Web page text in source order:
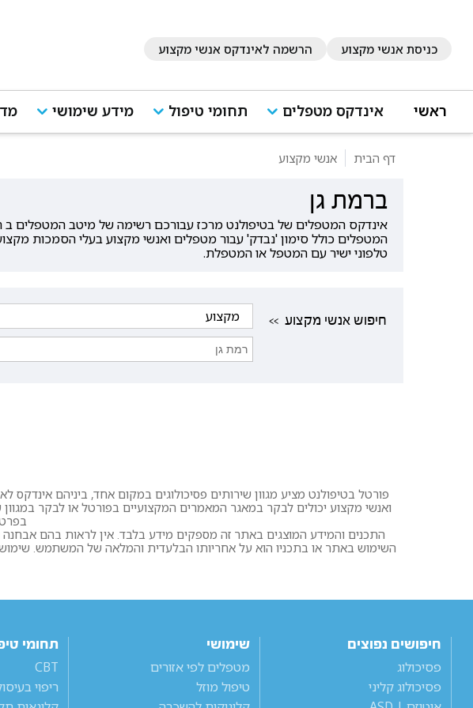
כניסת אנשי מקצוע הרשמה לאינדקס אנשי מקצוע
ראשי אינדקס מטפלים תחומי טיפול מידע שימושי
דף הבית אנשי מקצוע
ברמת גן
אינדקס המטפלים של בטיפולנט מרכז עבורכם רשימה של מיטב המטפלים ב
המטפלים כולל סימון 'נבדק' עבור מטפלים ואנשי מקצוע בעלי הסמכות
טלפוני ישיר עם המטפל או המטפלת.
<< חיפוש אנשי מקצוע
פורטל בטיפולנט מציע מגוון שירותים פסיכולוגים במקום אחד, ביניהם אינדקס
ואנשי מקצוע יכולים לבקר במאגר המאמרים המקצועיים בפורטל או לבקר
התכנים והמידע המוצגים באתר זה מספקים מידע בלבד. אין לראות בהם
השימוש באתר או בתכניו הוא על אחריותו הבלעדית והמלאה של המשתמש.
חיפושים נפוצים
פסיכולוג
פסיכולוג קליני
שימושי
מטפלים לפי אזורים
טיפול מוזל
תחומי
CBT
ריפוי